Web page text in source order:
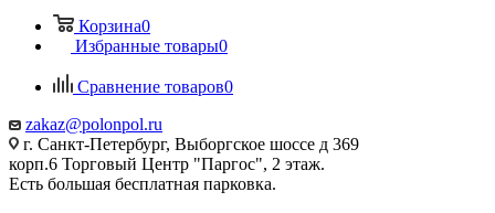
Корзина0
Избранные товары0
Сравнение товаров0
zakaz@polonpol.ru
г. Санкт-Петербург, Выборгское шоссе д 369
корп.6 Торговый Центр "Паргос", 2 этаж.
Есть большая бесплатная парковка.